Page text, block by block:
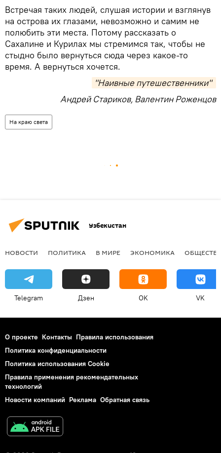
Встречая таких людей, слушая истории и взглянув
на острова их глазами, невозможно и самим не
полюбить эти места. Потому рассказать о
Сахалине и Курилах мы стремимся так, чтобы не
стыдно было вернуться сюда через какое-то
время. А вернуться хочется.
"Наивные путешественники"
Андрей Стариков, Валентин Роженцов
На краю света
Узбекистан
НОВОСТИ ПОЛИТИКА В МИРЕ ЭКОНОМИКА
Telegram Дзен OK VK
О проекте Контакты Правила использования
Политика конфиденциальности
Политика использования Cookie
Правила применения рекомендательных
технологий
Новости компаний Реклама Обратная связь